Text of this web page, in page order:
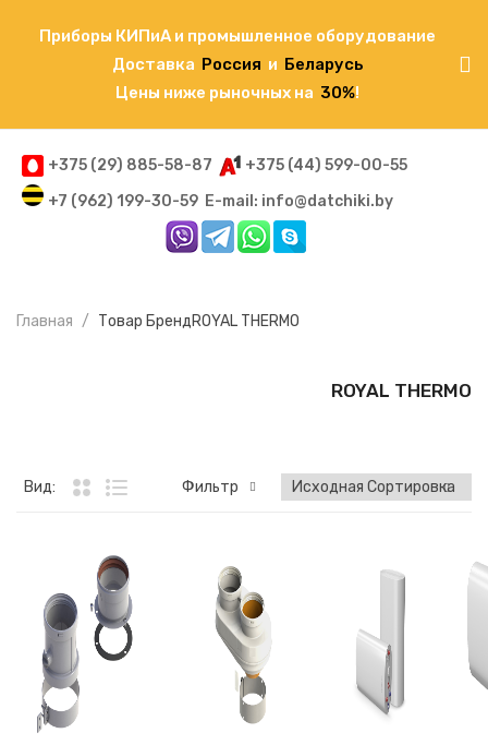
Приборы КИПиА и промышленное оборудование
Доставка Россия и Беларусь
Цены ниже рыночных на 30%!
+375 (29) 885-58-87
+375 (44) 599-00-55
+7 (962) 199-30-59 E-mail: info@datchiki.by
Главная Товар БрендROYAL THERMO
ROYAL THERMO
Вид: Фильтр